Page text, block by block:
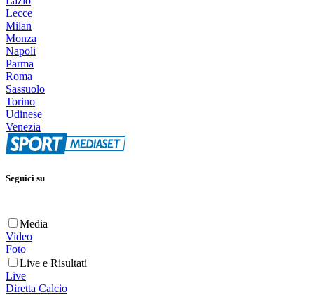
Lecce
Milan
Monza
Napoli
Parma
Roma
Sassuolo
Torino
Udinese
Venezia
Seguici su
Media
Video
Foto
Live e Risultati
Live
Diretta Calcio